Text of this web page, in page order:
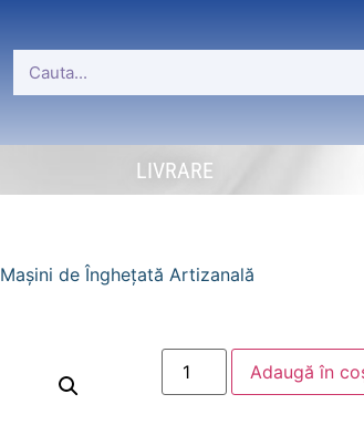
LIVRARE
Maşini de Îngheţată Artizanală
Adaugă în